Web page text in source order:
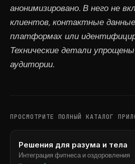
анонимизировано. В него не
клиентов, контактные
платформах или
Технические детали
аудитории.
ПРОСМОТРИТЕ ПОЛНЫЙ КАТАЛОГ
Решения для разума и тела
Интеграция фитнеса и оздоровления